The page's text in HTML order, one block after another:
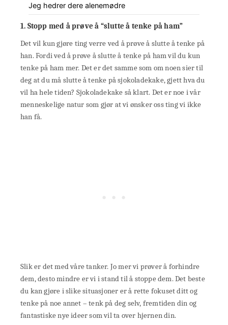
Jeg hedrer dere alenemødre
1. Stopp med å prøve å “slutte å tenke på ham”
Det vil kun gjøre ting verre ved å prøve å slutte å tenke på
han. Fordi ved å prøve å slutte å tenke på ham vil du kun
tenke på ham mer. Det er det samme som om noen sier til
deg at du må slutte å tenke på sjokoladekake, gjett hva du
vil ha hele tiden? Sjokoladekake så klart. Det er noe i vår
menneskelige natur som gjør at vi ønsker oss ting vi ikke
han få.
Slik er det med våre tanker. Jo mer vi prøver å forhindre
dem, desto mindre er vi i stand til å stoppe dem. Det beste
du kan gjøre i slike situasjoner er å rette fokuset ditt og
tenke på noe annet – tenk på deg selv, fremtiden din og
fantastiske nye ideer som vil ta over hjernen din.